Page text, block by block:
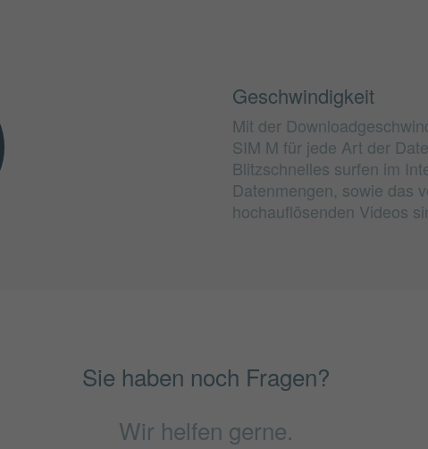
Geschwindigkeit
Mit der
SIM M für jede Art der
Blitzschnelles surfen im
Datenmengen, sowie das
hochauflösenden Videos
Sie haben noch Fragen?
Wir helfen gerne.